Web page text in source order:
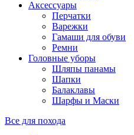
Аксессуары
Перчатки
Варежки
Гамаши для обуви
Ремни
Головные уборы
Шляпы панамы
Шапки
Балаклавы
Шарфы и Маски
Все для похода